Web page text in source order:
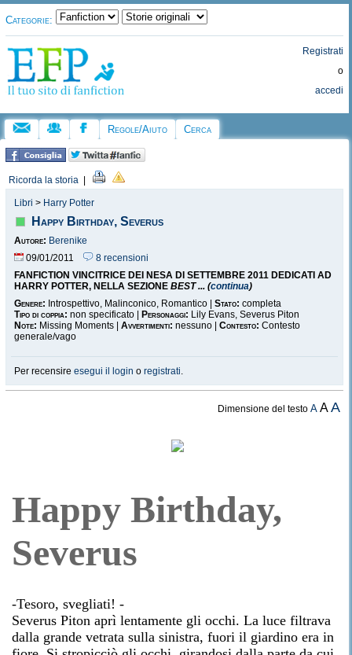
Categorie:
Registrati
o
accedi
Regole/Aiuto Cerca
Ricorda la storia
Libri > Harry Potter
Happy Birthday, Severus
Autore: Berenike
09/01/2011
8 recensioni
FANFICTION VINCITRICE DEI NESA DI SETTEMBRE 2011 DEDICATI AD
HARRY POTTER, NELLA SEZIONE BEST ... (continua)
Genere: Introspettivo, Malinconico, Romantico | Stato: completa
Tipo di coppia: non specificato | Personaggi: Lily Evans, Severus Piton
Note: Missing Moments | Avvertimenti: nessuno | Contesto: Contesto
generale/vago
Per recensire esegui il login o registrati.
Dimensione del testoA AA
Happy Birthday,
Severus
-Tesoro, svegliati! -
Severus Piton aprì lentamente gli occhi. La luce filtrava
dalla grande vetrata sulla sinistra, fuori il giardino era in